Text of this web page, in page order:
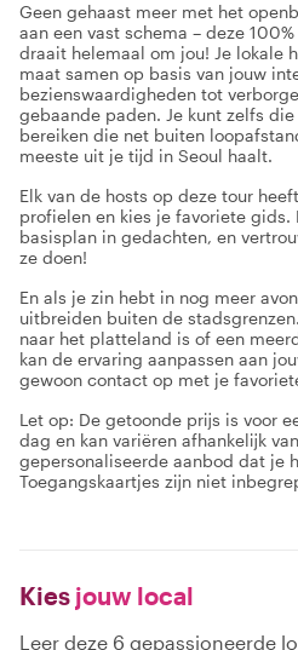
Geen gehaast meer met het
aan een vast schema – deze
draait helemaal om jou! Je lokale
maat samen op basis van jouw
bezienswaardigheden tot
gebaande paden. Je kunt zelfs
bereiken die net buiten
meeste uit je tijd in Seoul haalt.
Elk van de hosts op deze tour
profielen en kies je favoriete gids.
basisplan in gedachten, en
ze doen!
En als je zin hebt in nog meer
uitbreiden buiten de
naar het platteland is of een
kan de ervaring aanpassen aan
gewoon contact op met je
Let op: De getoonde prijs is voor
dag en kan variëren afhankelijk
gepersonaliseerde aanbod dat je
Toegangskaartjes zijn niet
Kies jouw local
Leer deze 6 gepassioneerde